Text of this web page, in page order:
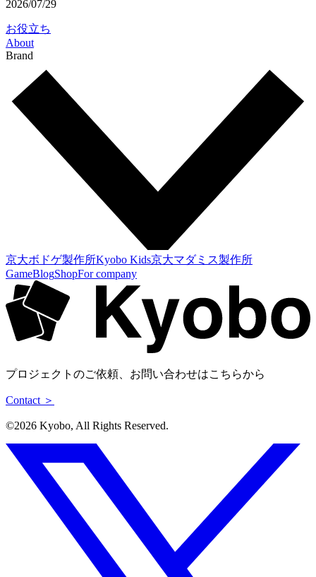
2026/07/29
お役立ち
About
Brand
京大ボドゲ製作所Kyobo Kids京大マダミス製作所
GameBlogShopFor company
プロジェクトのご依頼、お問い合わせはこちらから
Contact ＞
©︎2026 Kyobo, All Rights Reserved.